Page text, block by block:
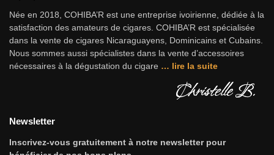
Née en 2018, COHIBA’R est une entreprise ivoirienne, dédiée à la
satisfaction des amateurs de cigares. COHIBA’R est spécialisée
dans la vente de cigares Nicaraguayens, Dominicains et Cubains.
Nous sommes aussi spécialistes dans la vente d’accessoires
nécessaires à la dégustation du cigare … lire la suite
Newsletter
Inscrivez-vous gratuitement à notre newsletter pour